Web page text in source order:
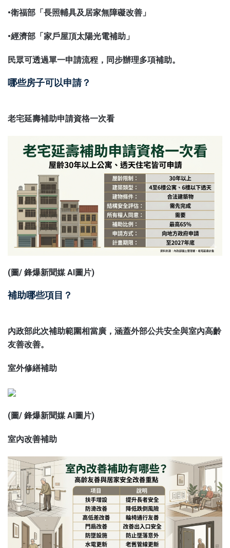
•衛福部「長照輔具及居家無障礙改善」
•經濟部「家戶屋頂太陽光電補助」
民眾可透過單一申請流程，同步辦理多項補助。
哪些房子可以申請？
老宅延壽補助申請資格一次看
(圖/ 鋒爆新聞媒 AI圖片)
補助哪些項目？
內政部此次補助範圍相當廣，涵蓋外部公共安全與室內高齡
友善改善。
室外修繕補助
(圖/ 鋒爆新聞媒 AI圖片)
室內改善補助